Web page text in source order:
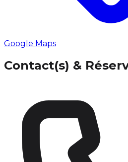
Google Maps
Contact(s) &